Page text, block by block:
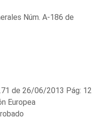
Núm. A-186 de
de 26/06/2013 Pág: 12
Europea